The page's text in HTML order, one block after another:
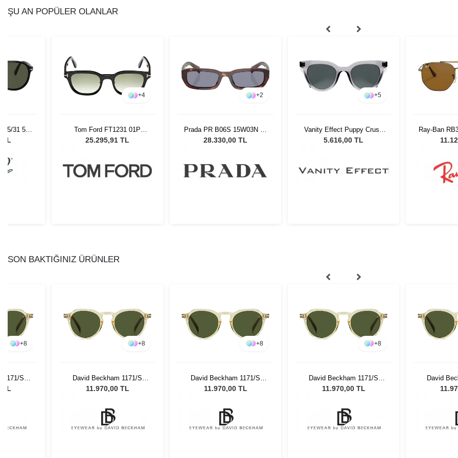
ŞU AN POPÜLER OLANLAR
01P
TL
+2
Prada PR B06S 15W03N 53
Kadın Güneş Gözlüğü
28.330,00 TL
+5
Vanity Effect Puppy Crush
TG1 Kadın Güneş Gözlüğü
5.616,00 TL
Ray-Ban RB3648 9228/33 54
Unisex Güneş Gözlüğü
11.120,00 TL
Linda
Mint/
SON BAKTIĞINIZ ÜRÜNLER
+8
1171/S
Güneş
TL
+8
David Beckham 1171/S
EPZ/QT - 49 Unisex Güneş
11.970,00 TL
+8
David Beckham 1171/S
EPZ/QT - 49 Unisex Güneş
11.970,00 TL
+8
David Beckham 1171/S
EPZ/QT - 49 Unisex Güneş
11.970,00 TL
David
EPZ/QT -